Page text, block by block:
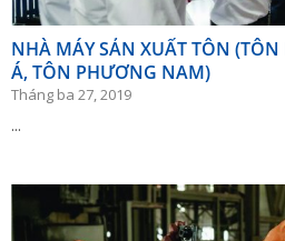
NHÀ MÁY SẢN XUẤT TÔN
Á, TÔN PHƯƠNG NAM)
Tháng ba 27, 2019
...